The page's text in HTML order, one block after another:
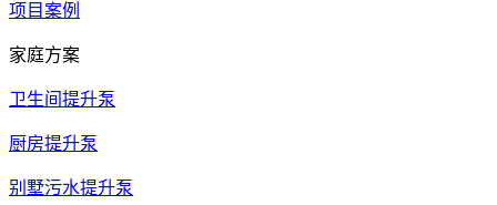
项目案例
家庭方案
卫生间提升泵
厨房提升泵
别墅污水提升泵